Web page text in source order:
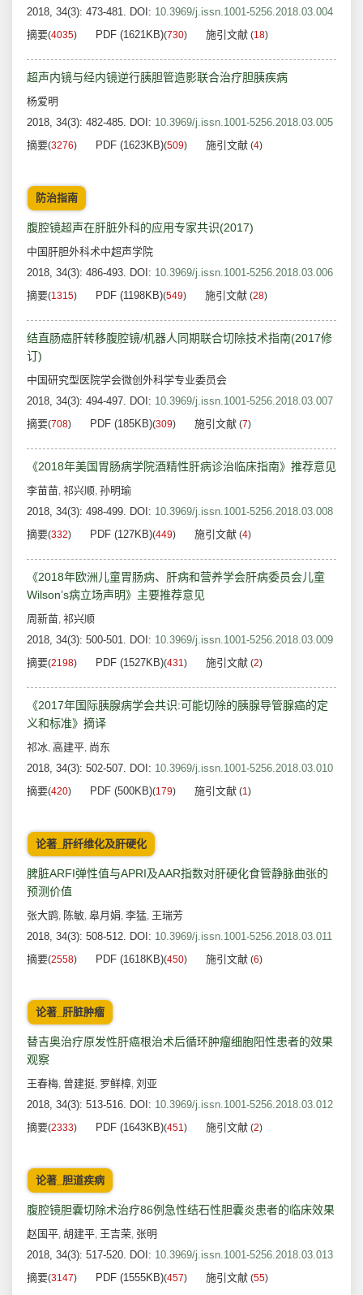
2018, 34(3): 473-481. DOI: 10.3969/j.issn.1001-5256.2018.03.004
摘要(4035) PDF (1621KB)(730) 施引文献 (18)
超声内镜与经内镜逆行胰胆管造影联合治疗胆胰疾病
杨爱明
2018, 34(3): 482-485. DOI: 10.3969/j.issn.1001-5256.2018.03.005
摘要(3276) PDF (1623KB)(509) 施引文献 (4)
防治指南
腹腔镜超声在肝脏外科的应用专家共识(2017)
中国肝胆外科术中超声学院
2018, 34(3): 486-493. DOI: 10.3969/j.issn.1001-5256.2018.03.006
摘要(1315) PDF (1198KB)(549) 施引文献 (28)
结直肠癌肝转移腹腔镜/机器人同期联合切除技术指南(2017修
订)
中国研究型医院学会微创外科学专业委员会
2018, 34(3): 494-497. DOI: 10.3969/j.issn.1001-5256.2018.03.007
摘要(708) PDF (185KB)(309) 施引文献 (7)
《2018年美国胃肠病学院酒精性肝病诊治临床指南》推荐意见
李苗苗, 祁兴顺, 孙明瑜
2018, 34(3): 498-499. DOI: 10.3969/j.issn.1001-5256.2018.03.008
摘要(332) PDF (127KB)(449) 施引文献 (4)
《2018年欧洲儿童胃肠病、肝病和营养学会肝病委员会儿童
Wilson’s病立场声明》主要推荐意见
周新苗, 祁兴顺
2018, 34(3): 500-501. DOI: 10.3969/j.issn.1001-5256.2018.03.009
摘要(2198) PDF (1527KB)(431) 施引文献 (2)
《2017年国际胰腺病学会共识:可能切除的胰腺导管腺癌的定
义和标准》摘译
祁冰, 高建平, 尚东
2018, 34(3): 502-507. DOI: 10.3969/j.issn.1001-5256.2018.03.010
摘要(420) PDF (500KB)(179) 施引文献 (1)
论著_肝纤维化及肝硬化
脾脏ARFI弹性值与APRI及AAR指数对肝硬化食管静脉曲张的
预测价值
张大鹍, 陈敏, 皋月娟, 李猛, 王瑞芳
2018, 34(3): 508-512. DOI: 10.3969/j.issn.1001-5256.2018.03.011
摘要(2558) PDF (1618KB)(450) 施引文献 (6)
论著_肝脏肿瘤
替吉奥治疗原发性肝癌根治术后循环肿瘤细胞阳性患者的效果
观察
王春梅, 曾建挺, 罗鲜樟, 刘亚
2018, 34(3): 513-516. DOI: 10.3969/j.issn.1001-5256.2018.03.012
摘要(2333) PDF (1643KB)(451) 施引文献 (2)
论著_胆道疾病
腹腔镜胆囊切除术治疗86例急性结石性胆囊炎患者的临床效果
赵国平, 胡建平, 王吉荣, 张明
2018, 34(3): 517-520. DOI: 10.3969/j.issn.1001-5256.2018.03.013
摘要(3147) PDF (1555KB)(457) 施引文献 (55)